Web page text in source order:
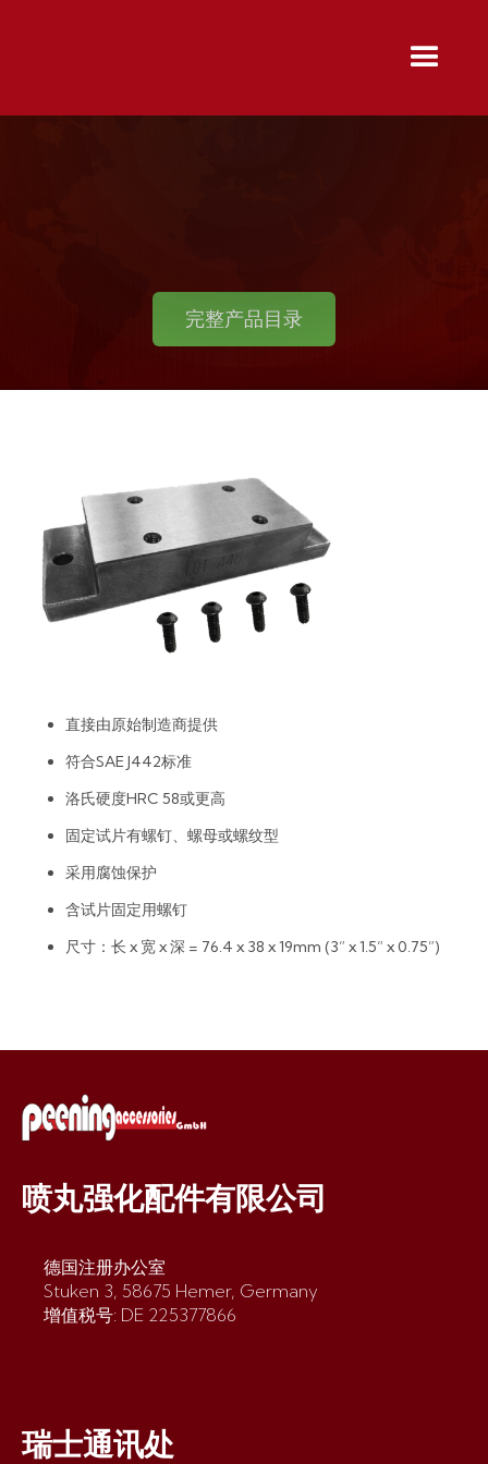
完整产品目录
直接由原始制造商提供
符合SAE J442标准
洛氏硬度HRC 58或更高
固定试片有螺钉、螺母或螺纹型
采用腐蚀保护
含试片固定用螺钉
尺寸：长 x 宽 x 深 = 76.4 x 38 x 19mm (3” x 1.5” x 0.75”)
喷丸强化配件有限公司
德国注册办公室
Stuken 3, 58675 Hemer, Germany
增值税号: DE 225377866
瑞士通讯处